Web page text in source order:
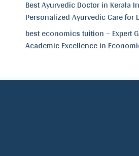
Best Ayurvedic Doctor in Kerala
Personalized Ayurvedic Care for
best economics tuition – Expert
Academic Excellence in